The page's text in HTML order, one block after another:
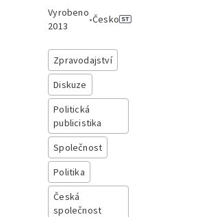
Vyrobeno
2013
•Česko
Zpravodajství
Diskuze
Politická
publicistika
Společnost
Politika
Česká
společnost